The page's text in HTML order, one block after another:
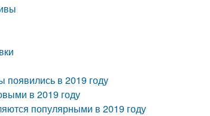
появились в 2019 году
в 2019 году
популярными в 2019 году